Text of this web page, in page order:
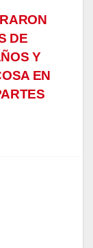
DE
Y
EN